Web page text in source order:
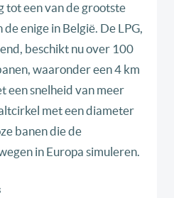
tot een van de grootste
enige in België. De LPG,
beschikt nu over 100
waaronder een 4 km
een snelheid van meer
met een diameter
banen die de
in Europa simuleren.